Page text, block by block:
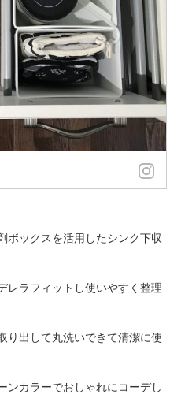
ボックスを活用したシンク下収
レラフィットし使いやすく整理
り出して丸洗いできて清潔に使
ンカラーでおしゃれにコーデし